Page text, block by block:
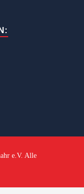
e.V. Alle